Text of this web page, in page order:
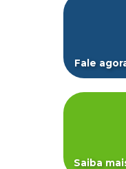
Fale
Saiba